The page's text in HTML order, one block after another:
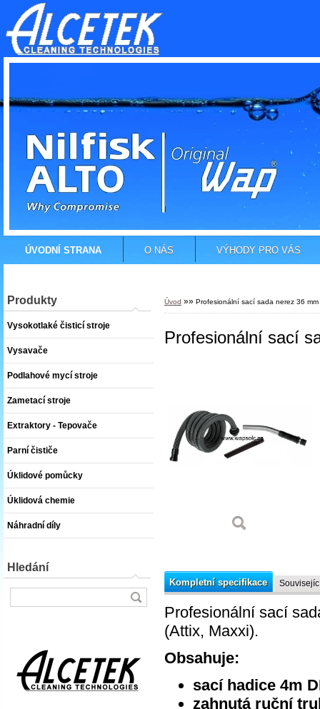
ÚVODNÍ STRANA O NÁS VÝHODY PRO VÁS
Produkty
Vysokotlaké čisticí stroje
Vysavače
Podlahové mycí stroje
Zametací stroje
Extraktory - Tepovače
Parní čističe
Úklidové pomůcky
Úklidová chemie
Náhradní díly
Hledání
Úvod »» Profesionální sací sada nerez 36
Profesionální sací
Kompletní specifikace
Profesionální sací
(Attix, Maxxi).
Obsahuje:
sací hadice 4m
zahnutá ruční